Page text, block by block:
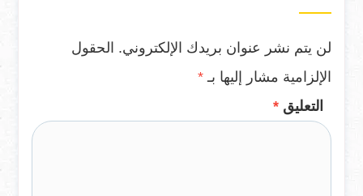
لن يتم نشر عنوان بريدك الإلكتروني. الحقول
الإلزامية مشار إليها بـ *
التعليق *